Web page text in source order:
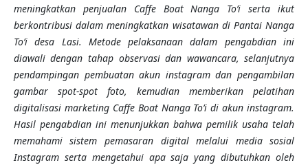
meningkatkan penjualan Caffe Boat Nanga To’i serta ikut
berkontribusi dalam meningkatkan wisatawan di Pantai Nanga
To’i desa Lasi. Metode pelaksanaan dalam pengabdian ini
diawali dengan tahap observasi dan wawancara, selanjutnya
pendampingan pembuatan akun instagram dan pengambilan
gambar spot-spot foto, kemudian memberikan pelatihan
digitalisasi marketing Caffe Boat Nanga To’i di akun instagram.
Hasil pengabdian ini menunjukkan bahwa pemilik usaha telah
memahami sistem pemasaran digital melalui media sosial
Instagram serta mengetahui apa saja yang dibutuhkan oleh